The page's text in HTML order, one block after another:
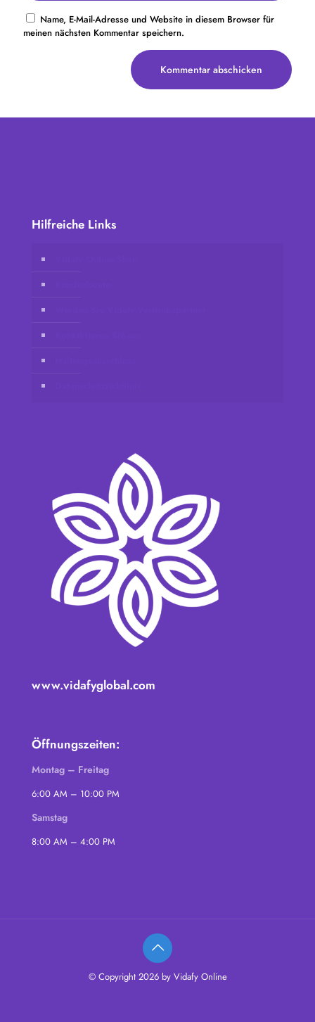
Name, E-Mail-Adresse und Website in diesem Browser für
meinen nächsten Kommentar speichern.
Hilfreiche Links
www.vidafyglobal.com
Öffnungszeiten:
Montag – Freitag
6:00 AM – 10:00 PM
Samstag
8:00 AM – 4:00 PM
© Copyright 2026 by Vidafy Online